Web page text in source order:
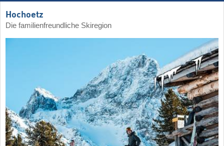
Hochoetz
Die familienfreundliche Skiregion